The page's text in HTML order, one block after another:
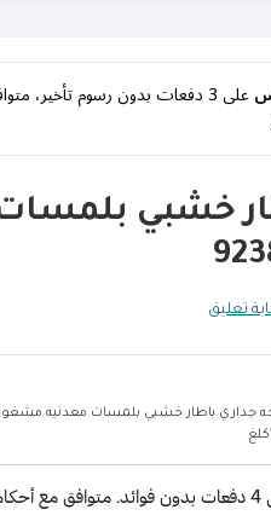
على3دفعات بدون رسوم تأخير،
خشبي
تعليق
جداري باطار خشبي بلمسات معدنيه مشغول